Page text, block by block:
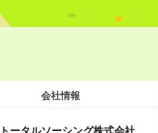
会社情報
トータルソーシング株式会社